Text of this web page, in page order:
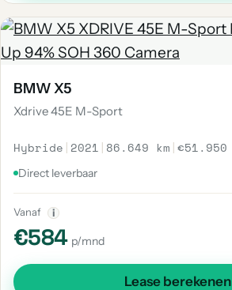
BMW X5
Xdrive 45E M-Sport
Hybride | 2021 | 86.649 km |€51.950
Direct leverbaar
Vanaf i
€584 p/mnd
Lease berekenen